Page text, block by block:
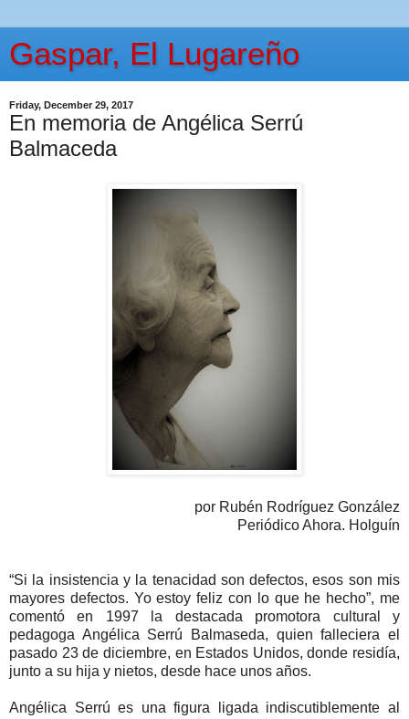
Gaspar, El Lugareño
Friday, December 29, 2017
En memoria de Angélica Serrú
Balmaceda
por Rubén Rodríguez González
Periódico Ahora. Holguín
“Si la insistencia y la tenacidad son defectos, esos son mis
mayores defectos. Yo estoy feliz con lo que he hecho”, me
comentó en 1997 la destacada promotora cultural y
pedagoga Angélica Serrú Balmaseda, quien falleciera el
pasado 23 de diciembre, en Estados Unidos, donde residía,
junto a su hija y nietos, desde hace unos años.
Angélica Serrú es una figura ligada indiscutiblemente al